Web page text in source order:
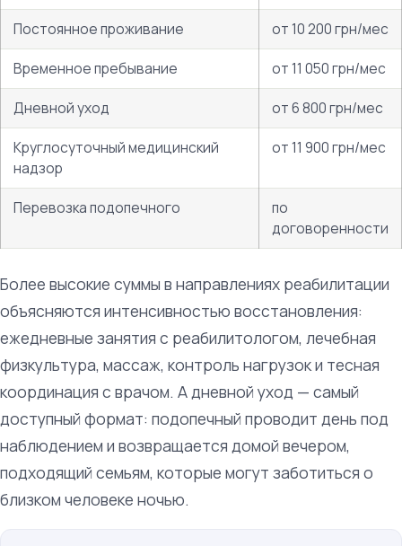
Постоянное проживание
от 10 200 грн/мес
Временное пребывание
от 11 050 грн/мес
Дневной уход
от 6 800 грн/мес
Круглосуточный медицинский
надзор
от 11 900 грн/мес
Перевозка подопечного
по
договоренности
Более высокие суммы в направлениях реабилитации
объясняются интенсивностью восстановления:
ежедневные занятия с реабилитологом, лечебная
физкультура, массаж, контроль нагрузок и тесная
координация с врачом. А дневной уход — самый
доступный формат: подопечный проводит день под
наблюдением и возвращается домой вечером,
подходящий семьям, которые могут заботиться о
близком человеке ночью.